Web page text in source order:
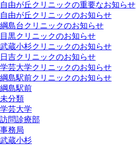
自由が丘クリニックの重要なお知らせ
自由が丘クリニックのお知らせ
綱島台クリニックのお知らせ
目黒クリニックのお知らせ
武蔵小杉クリニックのお知らせ
日吉クリニックのお知らせ
学芸大学クリニックのお知らせ
綱島駅前クリニックのお知らせ
綱島駅前
未分類
学芸大学
訪問診療部
事務局
武蔵小杉